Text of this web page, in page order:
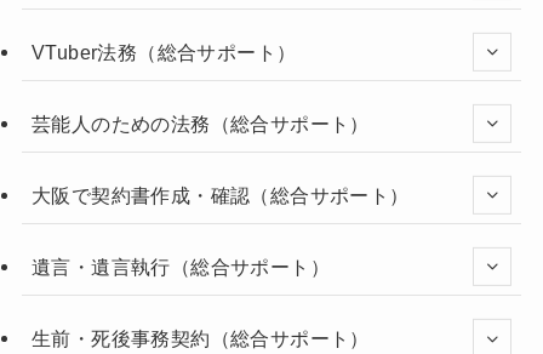
VTuber法務（総合サポート）
芸能人のための法務（総合サポート）
大阪で契約書作成・確認（総合サポート）
遺言・遺言執行（総合サポート）
生前・死後事務契約（総合サポート）